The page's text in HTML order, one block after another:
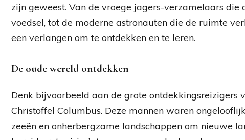
zijn geweest. Van de vroege jagers-verzamelaars
voedsel, tot de moderne astronauten die de ruimte
een verlangen om te ontdekken en te leren.
De oude wereld ontdekken
Denk bijvoorbeeld aan de grote ontdekkingsreizigers
Christoffel Columbus. Deze mannen waren
zeeën en onherbergzame landschappen om nieuwe